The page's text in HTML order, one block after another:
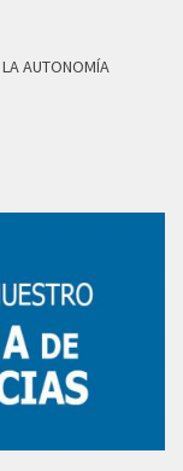
LA AUTONOMÍA